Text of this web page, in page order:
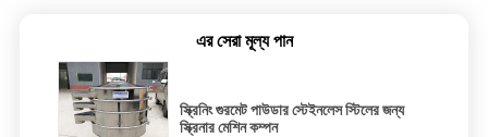
এর সেরা মূল্য পান
স্ক্রিনিং গুরমেট পাউডার স্টেইনলেস স্টিলের জন্য
স্ক্রিনার মেশিন কম্পন